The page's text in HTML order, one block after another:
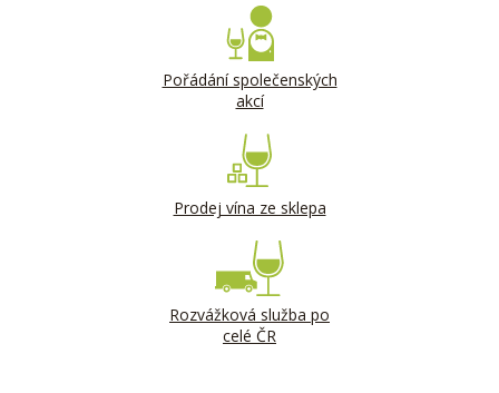
Pořádání společenských
akcí
Prodej vína ze sklepa
Rozvážková služba po
celé ČR